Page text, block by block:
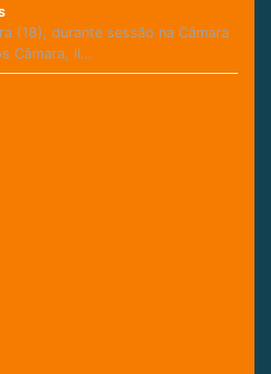
(18), durante sessão na Câmara
Câmara, lí…